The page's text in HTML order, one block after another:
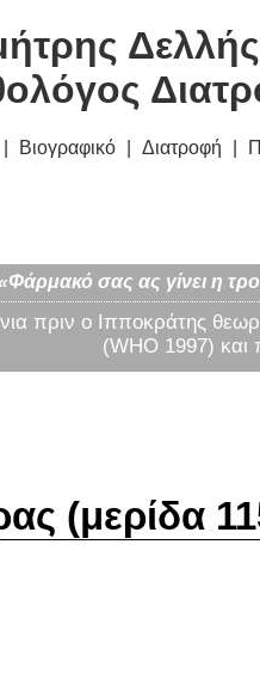
Βιογραφικό Διατροφή
σας ας γίνει η
πριν ο Ιπποκράτης
(WHO 1997) και
(μερίδα